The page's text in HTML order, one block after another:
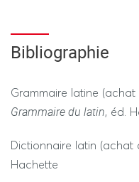
Bibliographie
Grammaire latine (achat
Grammaire du latin, éd.
Dictionnaire latin (achat
Hachette